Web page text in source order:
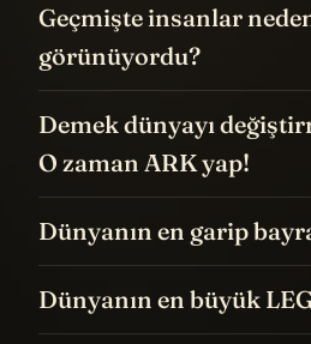
Geçmişte insanlar
görünüyordu?
Demek dünyayı
O zaman ARK yap!
Dünyanın en garip
Dünyanın en büyük